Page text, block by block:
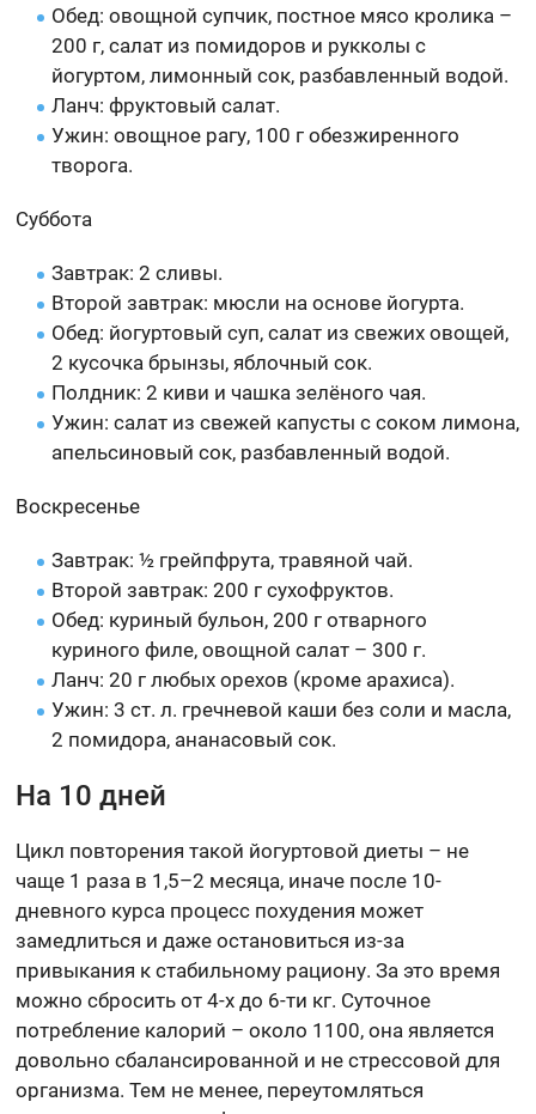
Обед: овощной супчик, постное мясо кролика –
200 г, салат из помидоров и рукколы с
йогуртом, лимонный сок, разбавленный водой.
Ланч: фруктовый салат.
Ужин: овощное рагу, 100 г обезжиренного
творога.
Суббота
Завтрак: 2 сливы.
Второй завтрак: мюсли на основе йогурта.
Обед: йогуртовый суп, салат из свежих овощей,
2 кусочка брынзы, яблочный сок.
Полдник: 2 киви и чашка зелёного чая.
Ужин: салат из свежей капусты с соком лимона,
апельсиновый сок, разбавленный водой.
Воскресенье
Завтрак: ½ грейпфрута, травяной чай.
Второй завтрак: 200 г сухофруктов.
Обед: куриный бульон, 200 г отварного
куриного филе, овощной салат – 300 г.
Ланч: 20 г любых орехов (кроме арахиса).
Ужин: 3 ст. л. гречневой каши без соли и масла,
2 помидора, ананасовый сок.
На 10 дней
Цикл повторения такой йогуртовой диеты – не
чаще 1 раза в 1,5–2 месяца, иначе после 10-
дневного курса процесс похудения может
замедлиться и даже остановиться из-за
привыкания к стабильному рациону. За это время
можно сбросить от 4-х до 6-ти кг. Суточное
потребление калорий – около 1100, она является
довольно сбалансированной и не стрессовой для
организма. Тем не менее, переутомляться